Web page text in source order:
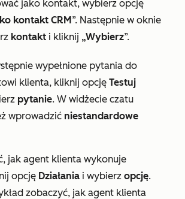
jako kontakt, wybierz opcję
kontakt CRM”. Następnie w oknie
kontakt i kliknij „Wybierz”.
wypełnione pytania do
klienta, kliknij opcję Testuj
pytanie. W widżecie czatu
wprowadzić niestandardowe
jak agent klienta wykonuje
opcję Działania i wybierz opcję.
zobaczyć, jak agent klienta